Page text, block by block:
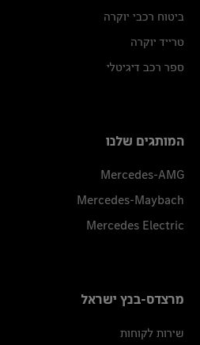
ביטוח רכבי יוקרה
טרייד יוקרה
ספר רכב דיגיטלי
המותגים שלנו
Mercedes-AMG
Mercedes-Maybach
Mercedes Electric
מרצדס-בנץ ישראל
שירות לקוחות